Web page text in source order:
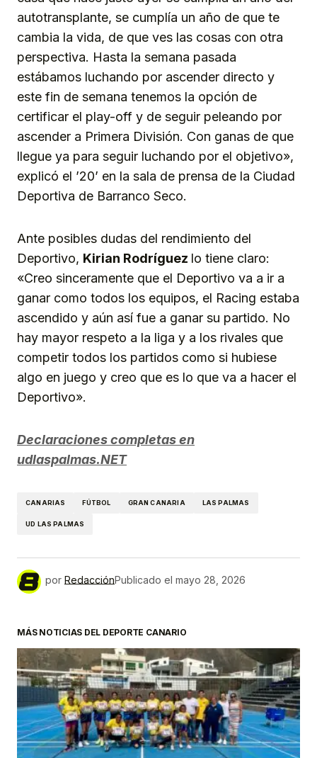
autotransplante, se cumplía un año de que te
cambia la vida, de que ves las cosas con otra
perspectiva. Hasta la semana pasada
estábamos luchando por ascender directo y
este fin de semana tenemos la opción de
certificar el play-off y de seguir peleando por
ascender a Primera División. Con ganas de que
llegue ya para seguir luchando por el objetivo»,
explicó el ’20’ en la sala de prensa de la Ciudad
Deportiva de Barranco Seco.
Ante posibles dudas del rendimiento del
Deportivo, Kirian Rodríguez lo tiene claro:
«Creo sinceramente que el Deportivo va a ir a
ganar como todos los equipos, el Racing estaba
ascendido y aún así fue a ganar su partido. No
hay mayor respeto a la liga y a los rivales que
competir todos los partidos como si hubiese
algo en juego y creo que es lo que va a hacer el
Deportivo».
Declaraciones completas en
udlaspalmas.NET
CANARIAS FÚTBOL GRAN CANARIA LAS PALMAS
UD LAS PALMAS
por RedacciónPublicado el mayo 28, 2026
MÁS NOTICIAS DEL DEPORTE CANARIO